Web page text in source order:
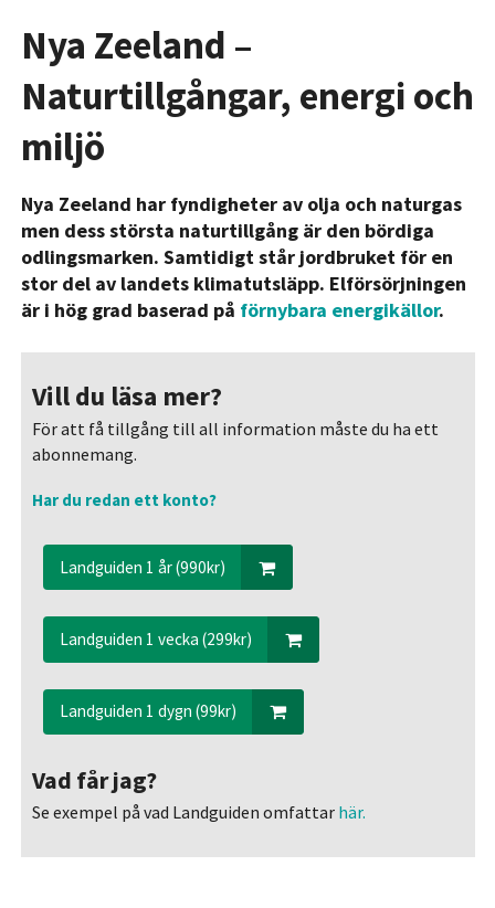
Nya Zeeland –
Naturtillgångar, energi och
miljö
Nya Zeeland har fyndigheter av olja och naturgas
men dess största naturtillgång är den bördiga
odlingsmarken. Samtidigt står jordbruket för en
stor del av landets klimatutsläpp. Elförsörjningen
är i hög grad baserad på förnybara energikällor.
Vill du läsa mer?
För att få tillgång till all information måste du ha ett
abonnemang.
Har du redan ett konto?
Landguiden 1 år (990kr)
Landguiden 1 vecka (299kr)
Landguiden 1 dygn (99kr)
Vad får jag?
Se exempel på vad Landguiden omfattarhär.